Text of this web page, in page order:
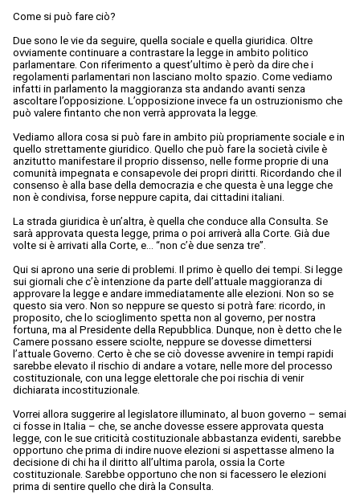
Come si può fare ciò?
Due sono le vie da seguire, quella sociale e quella giuridica. Oltre
ovviamente continuare a contrastare la legge in ambito politico
parlamentare. Con riferimento a quest’ultimo è però da dire che i
regolamenti parlamentari non lasciano molto spazio. Come vediamo
infatti in parlamento la maggioranza sta andando avanti senza
ascoltare l’opposizione. L’opposizione invece fa un ostruzionismo che
può valere fintanto che non verrà approvata la legge.
Vediamo allora cosa si può fare in ambito più propriamente sociale e in
quello strettamente giuridico. Quello che può fare la società civile è
anzitutto manifestare il proprio dissenso, nelle forme proprie di una
comunità impegnata e consapevole dei propri diritti. Ricordando che il
consenso è alla base della democrazia e che questa è una legge che
non è condivisa, forse neppure capita, dai cittadini italiani.
La strada giuridica è un’altra, è quella che conduce alla Consulta. Se
sarà approvata questa legge, prima o poi arriverà alla Corte. Già due
volte si è arrivati alla Corte, e… “non c’è due senza tre”.
Qui si aprono una serie di problemi. Il primo è quello dei tempi. Si legge
sui giornali che c’è intenzione da parte dell’attuale maggioranza di
approvare la legge e andare immediatamente alle elezioni. Non so se
questo sia vero. Non so neppure se questo si potrà fare: ricordo, in
proposito, che lo scioglimento spetta non al governo, per nostra
fortuna, ma al Presidente della Repubblica. Dunque, non è detto che le
Camere possano essere sciolte, neppure se dovesse dimettersi
l’attuale Governo. Certo è che se ciò dovesse avvenire in tempi rapidi
sarebbe elevato il rischio di andare a votare, nelle more del processo
costituzionale, con una legge elettorale che poi rischia di venir
dichiarata incostituzionale.
Vorrei allora suggerire al legislatore illuminato, al buon governo – semai
ci fosse in Italia – che, se anche dovesse essere approvata questa
legge, con le sue criticità costituzionale abbastanza evidenti, sarebbe
opportuno che prima di indire nuove elezioni si aspettasse almeno la
decisione di chi ha il diritto all’ultima parola, ossia la Corte
costituzionale. Sarebbe opportuno che non si facessero le elezioni
prima di sentire quello che dirà la Consulta.